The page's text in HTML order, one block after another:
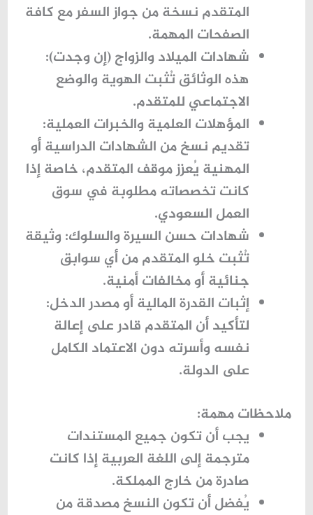
المتقدم نسخة من جواز السفر مع كافة
الصفحات المهمة.
شهادات الميلاد والزواج (إن وجدت):
هذه الوثائق تُثبت الهوية والوضع
الاجتماعي للمتقدم.
المؤهلات العلمية والخبرات العملية:
تقديم نسخ من الشهادات الدراسية أو
المهنية يُعزز موقف المتقدم، خاصة إذا
كانت تخصصاته مطلوبة في سوق
العمل السعودي.
شهادات حسن السيرة والسلوك: وثيقة
تُثبت خلو المتقدم من أي سوابق
جنائية أو مخالفات أمنية.
إثبات القدرة المالية أو مصدر الدخل:
لتأكيد أن المتقدم قادر على إعالة
نفسه وأسرته دون الاعتماد الكامل
على الدولة.
ملاحظات مهمة:
يجب أن تكون جميع المستندات
مترجمة إلى اللغة العربية إذا كانت
صادرة من خارج المملكة.
يُفضل أن تكون النسخ مصدقة من